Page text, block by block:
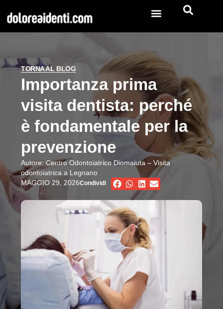
TORNA AL BLOG
Importanza prima
visita dentista: perché
è fondamentale per la
prevenzione
Autore: Centro Odontoiatrico Diomaiuta – Visita
odontoiatrica a Legnano
MAGGIO 29, 2026Condividi